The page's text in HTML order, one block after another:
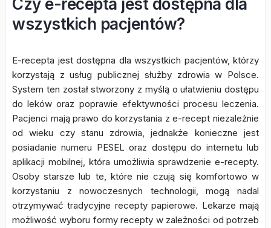
Czy e-recepta jest dostępna dla
wszystkich pacjentów?
E-recepta jest dostępna dla wszystkich pacjentów, którzy
korzystają z usług publicznej służby zdrowia w Polsce.
System ten został stworzony z myślą o ułatwieniu dostępu
do leków oraz poprawie efektywności procesu leczenia.
Pacjenci mają prawo do korzystania z e-recept niezależnie
od wieku czy stanu zdrowia, jednakże konieczne jest
posiadanie numeru PESEL oraz dostępu do internetu lub
aplikacji mobilnej, która umożliwia sprawdzenie e-recepty.
Osoby starsze lub te, które nie czują się komfortowo w
korzystaniu z nowoczesnych technologii, mogą nadal
otrzymywać tradycyjne recepty papierowe. Lekarze mają
możliwość wyboru formy recepty w zależności od potrzeb